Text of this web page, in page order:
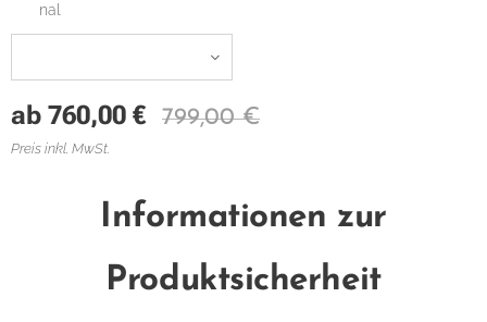
nal
ab 760,00 € 799,00€
Preis inkl. MwSt.
Informationen zur
Produktsicherheit